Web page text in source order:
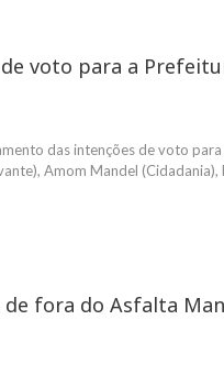
voto para a
das intenções de voto
Amom Mandel (Cidadania),
fora do Asfalta